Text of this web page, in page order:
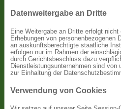
Datenweitergabe an Dritte
Eine Weitergabe an Dritte erfolgt nicht
Erhebungen von personenbezogenen
an auskunftsberechtigte staatliche
erfolgen nur im Rahmen der
durch Gerichtsbeschluss dazu
Dienstleistungsunternehmen sind von
zur Einhaltung der
Verwendung von Cookies